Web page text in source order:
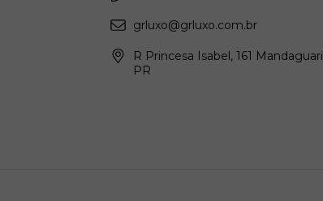
grluxo@grluxo.com.br
R Princesa Isabel, 161 Mandaguari
PR